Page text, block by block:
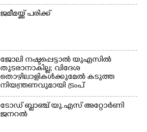
ഉണക്കാനിടുന്ന കാഴ്ച.
ജമീമയ്ക്ക് പരിക്ക്
ജോലി നഷ്ടപ്പെട്ടാൽ യുഎസിൽ
തുടരാനാകില്ല; വിദേശ
തൊഴിലാളികൾക്കുമേൽ കടുത്ത
നിയന്ത്രണവുമായി ട്രംപ്‌
ടോഡ് ബ്ലാഞ്ച് യു.എസ് അറ്റോർണി
ജനറൽ